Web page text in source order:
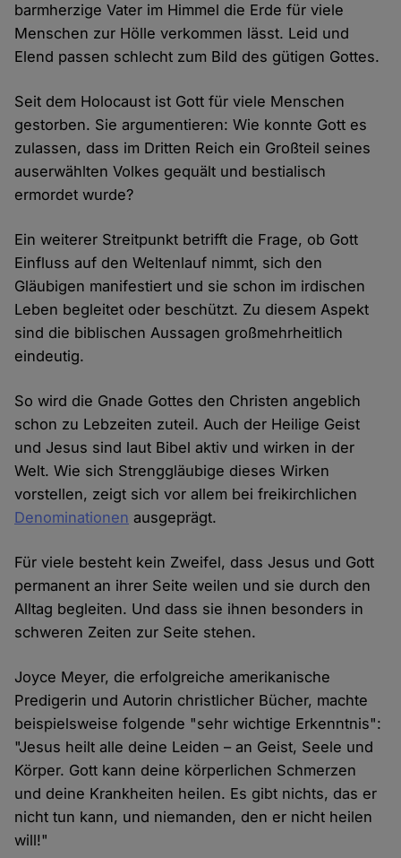
barmherzige Vater im Himmel die Erde für viele
Menschen zur Hölle verkommen lässt. Leid und
Elend passen schlecht zum Bild des gütigen Gottes.
Seit dem Holocaust ist Gott für viele Menschen
gestorben. Sie argumentieren: Wie konnte Gott es
zulassen, dass im Dritten Reich ein Großteil seines
auserwählten Volkes gequält und bestialisch
ermordet wurde?
Ein weiterer Streitpunkt betrifft die Frage, ob Gott
Einfluss auf den Weltenlauf nimmt, sich den
Gläubigen manifestiert und sie schon im irdischen
Leben begleitet oder beschützt. Zu diesem Aspekt
sind die biblischen Aussagen großmehrheitlich
eindeutig.
So wird die Gnade Gottes den Christen angeblich
schon zu Lebzeiten zuteil. Auch der Heilige Geist
und Jesus sind laut Bibel aktiv und wirken in der
Welt. Wie sich Strenggläubige dieses Wirken
vorstellen, zeigt sich vor allem bei freikirchlichen
Denominationen ausgeprägt.
Für viele besteht kein Zweifel, dass Jesus und Gott
permanent an ihrer Seite weilen und sie durch den
Alltag begleiten. Und dass sie ihnen besonders in
schweren Zeiten zur Seite stehen.
Joyce Meyer, die erfolgreiche amerikanische
Predigerin und Autorin christlicher Bücher, machte
beispielsweise folgende "sehr wichtige Erkenntnis":
"Jesus heilt alle deine Leiden – an Geist, Seele und
Körper. Gott kann deine körperlichen Schmerzen
und deine Krankheiten heilen. Es gibt nichts, das er
nicht tun kann, und niemanden, den er nicht heilen
will!"